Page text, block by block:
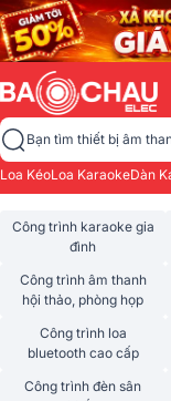
Bạn tìm thiết bị âm
Loa KéoLoa KaraokeDàn
Công trình karaoke gia
đình
Công trình âm thanh
hội thảo, phòng họp
Công trình loa
bluetooth cao cấp
Công trình đèn sân